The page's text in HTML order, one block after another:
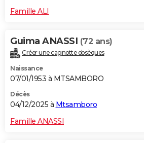
Famille ALI
Guima ANASSI (72 ans)
Créer une cagnotte obsèques
Naissance
07/01/1953 à MTSAMBORO
Décès
04/12/2025 à Mtsamboro
Famille ANASSI